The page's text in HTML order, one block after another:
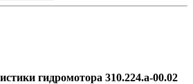
гидромотора 310.224.а-00.02